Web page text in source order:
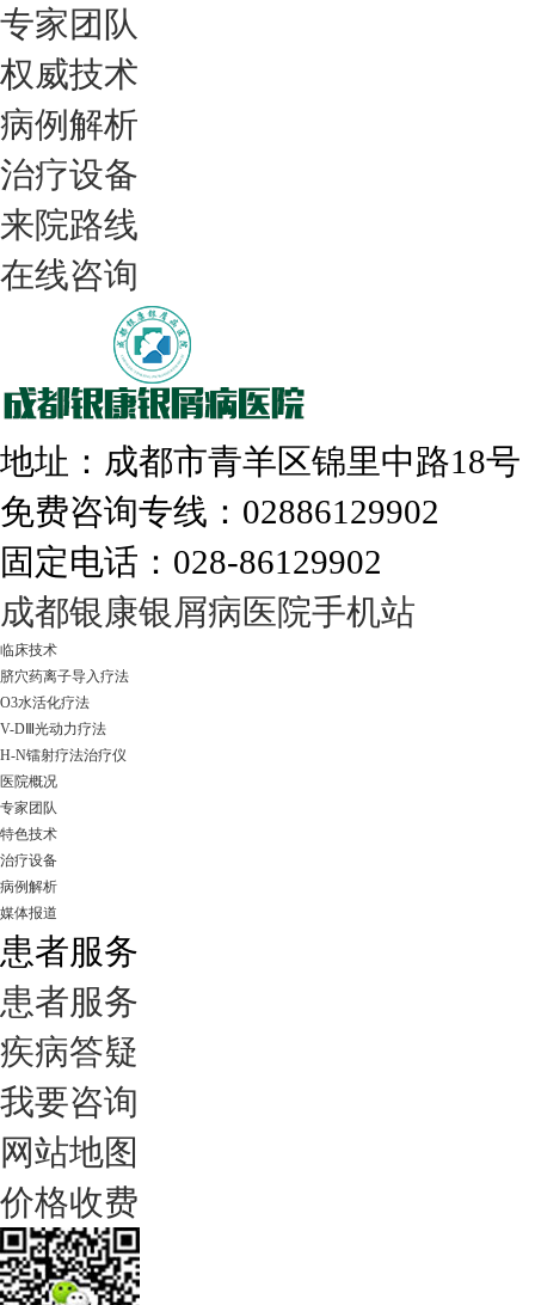
我们只治银屑病，我们在成都坐诊
308nm激光：银屑病治疗更高效
走进成都：满足您的治愈需求
专家团队
权威技术
病例解析
治疗设备
来院路线
在线咨询
地址：成都市青羊区锦里中路18
免费咨询专线：02886129902
固定电话：028-86129902
成都银康银屑病医院手机站
临床技术
脐穴药离子导入疗法
O3水活化疗法
V-DⅢ光动力疗法
H-N镭射疗法治疗仪
医院概况
专家团队
特色技术
治疗设备
病例解析
媒体报道
患者服务
患者服务
疾病答疑
我要咨询
网站地图
价格收费